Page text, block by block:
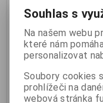
TP-Link Tapo A200
panel
Solarní panel pro vaše
Tapo napájené bateriemi
Souhlas s
Na našem webu
které nám
personalizovat
Soubory cookies
prohlížeči na
webová stránka